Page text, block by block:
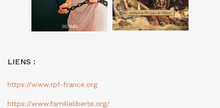
LIENS :
https://www.rpf-france.org
https://www.familleliberte.org/